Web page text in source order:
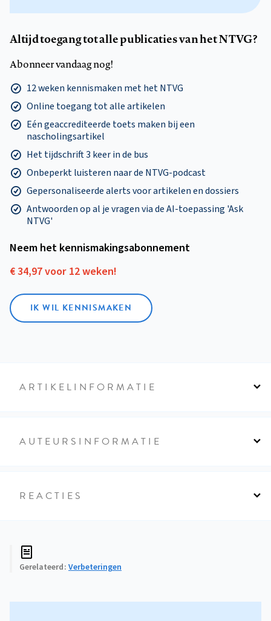
Altijd toegang tot alle publicaties van het NTVG?
Abonneer vandaag nog!
12 weken kennismaken met het NTVG
Online toegang tot alle artikelen
Eén geaccrediteerde toets maken bij een
nascholingsartikel
Het tijdschrift 3 keer in de bus
Onbeperkt luisteren naar de NTVG-podcast
Gepersonaliseerde alerts voor artikelen en dossiers
Antwoorden op al je vragen via de AI-toepassing 'Ask
NTVG'
Neem het kennismakings­abonnement
€ 34,97 voor 12 weken!
IK WIL KENNISMAKEN
ARTIKELINFORMATIE
AUTEURSINFORMATIE
REACTIES
Gerelateerd Verbeteringen